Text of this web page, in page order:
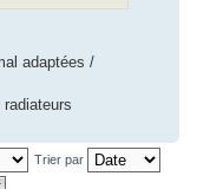
adaptées /
Trier par